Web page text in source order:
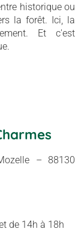
historique ou
la forêt. Ici, la
Et c'est
– 88130
de 14h à 18h